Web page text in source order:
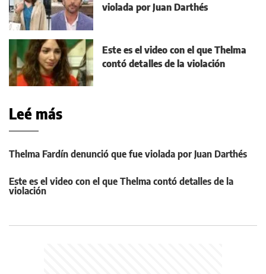
violada por Juan Darthés
Este es el video con el que Thelma
contó detalles de la violación
Leé más
Thelma Fardín denunció que fue violada por Juan Darthés
Este es el video con el que Thelma contó detalles de la
violación